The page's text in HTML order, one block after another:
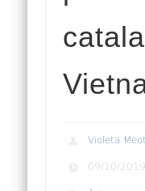
Violeta
09/10/2019